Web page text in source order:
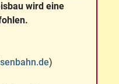
wird eine
)